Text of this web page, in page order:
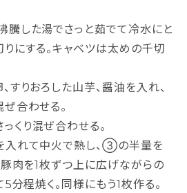
した湯でさっと茹でて冷水にと
りにする。キャベツは太めの千切
りおろした山芋、醤油を入れ、
合わせる。
り混ぜ合わせる。
れて中火で熱し、③の半量を
豚肉を1枚ずつ上に広げながらの
分程焼く。同様にもう1枚作る。